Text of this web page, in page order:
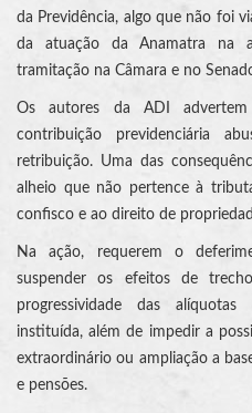
da Previdência, algo que não foi
da atuação da Anamatra na
tramitação na Câmara e no
Os autores da ADI
contribuição previdenciária
retribuição. Uma das
alheio que não pertence à
confisco e ao direito de
Na ação, requerem o
suspender os efeitos de
progressividade das
instituída, além de impedir a
extraordinário ou ampliação a
e pensões.